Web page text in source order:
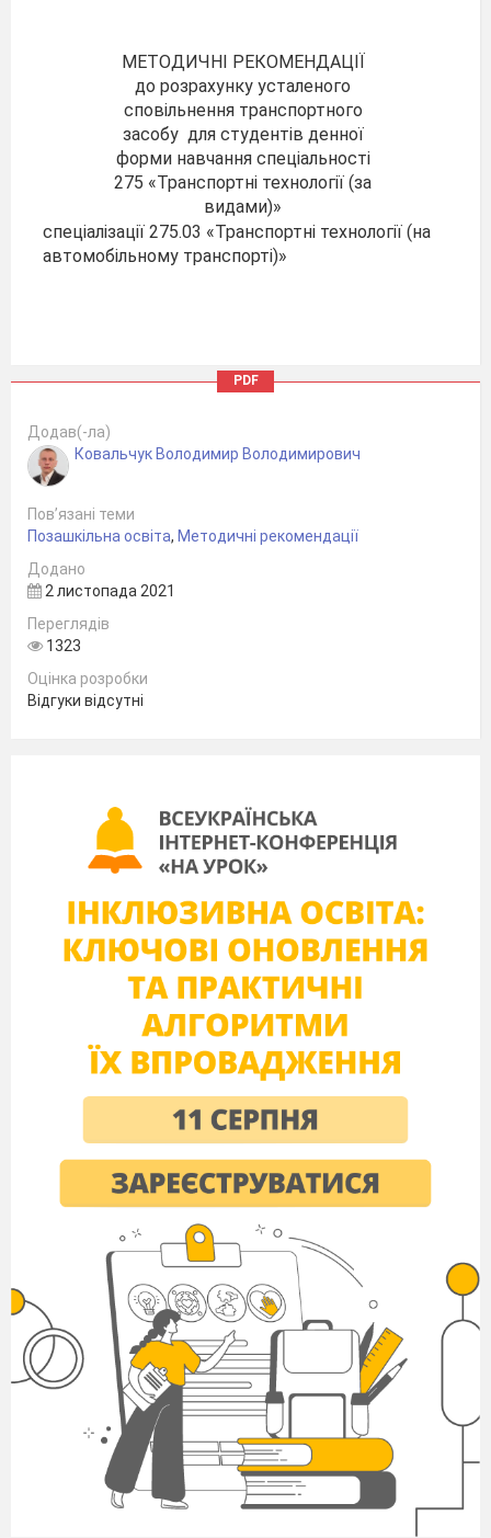
МЕТОДИЧНІ РЕКОМЕНДАЦІЇ
до розрахунку усталеного
сповільнення транспортного
засобу для студентів денної
форми навчання спеціальності
275 «Транспортні технології (за
видами)»
спеціалізації 275.03 «Транспортні технології (на
автомобільному транспорті)»
Розрахунок усталеного сповільнення
залежності усталеного
зчеплення шин з дорогою.
Вихідні дані:
дані представлені в таблиці А2
Порядок виконання роботи
Ознайомитися з теоретичним матеріалом,
який викладений в методичних вказівках до
виконання роботи.
Розрахувати усталене сповільнення ТЗ.
Побудувати графік залежності усталеного
сповільнення ТЗ від коефіцієнта зчеплення шин з
дорогою.
параметрів усталене сповільнення ТЗ.
Методичні вказівки до
виконання роботи
Одним з основних критеріїв оцінки ефективності
робочої гальмівної системи є усталене
сповільнення ТЗ.
Усталене сповільнення - це середнє значення
сповільнення ТЗ в сталій фазі його гальмування з
максимальною ефективністю.
В експертній практиці для спрощення розрахунків
величини усталеного сповільнення не
враховується сила опору повітря, тобто робиться
припущення, що P
w=0. Вважається, що це не
вносить істотної помилки в експертний
розрахунок величини усталеного сповільнення
автомобіля у випадках коли початкова швидкість
гальмування не перевищує 90 км/год, оскільки
PDF
Додав(-ла)
Ковальчук Володимир Володимирович
Пов’язані теми
Позашкільна освіта, Методичні рекомендації
Додано
2 листопада 2021
Переглядів
1323
Оцінка розробки
Відгуки відсутні